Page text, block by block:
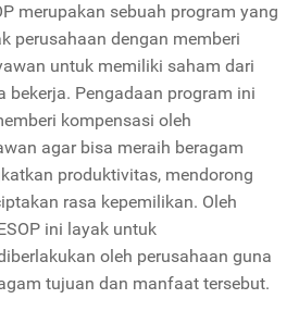
merupakan sebuah program yang
perusahaan dengan memberi
untuk memiliki saham dari
bekerja. Pengadaan program ini
kompensasi oleh
agar bisa meraih beragam
produktivitas, mendorong
rasa kepemilikan. Oleh
ini layak untuk
oleh perusahaan guna
tujuan dan manfaat tersebut.